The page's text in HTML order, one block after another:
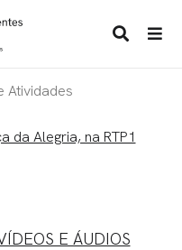
Atividades
da Alegria, na RTP1
E ÁUDIOS